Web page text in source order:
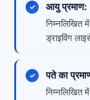
आयु प्रमाण:
निम्नलिखित
ड्राइविंग
पते का
निम्नलिखित